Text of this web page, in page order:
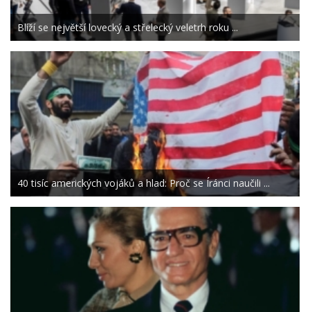
Blíží se největší lovecký a střelecký veletrh roku ...
40 tisíc amerických vojáků a hlad: Proč se Íránci naučili ...